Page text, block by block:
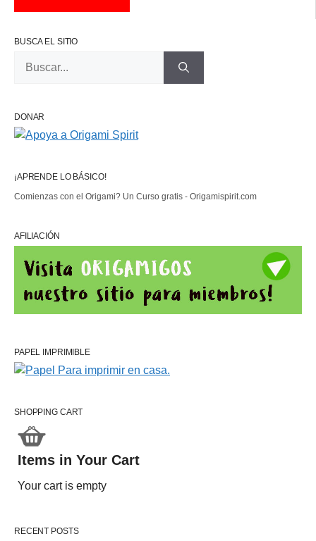
BUSCA EL SITIO
DONAR
¡APRENDE LO BÁSICO!
Comienzas con el Origami? Un Curso gratis - Origamispirit.com
AFILIACIÓN
PAPEL IMPRIMIBLE
SHOPPING CART
Items in Your Cart
Your cart is empty
RECENT POSTS